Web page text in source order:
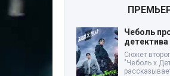
Чеболь
детектива
Сюжет
"Чеболь x